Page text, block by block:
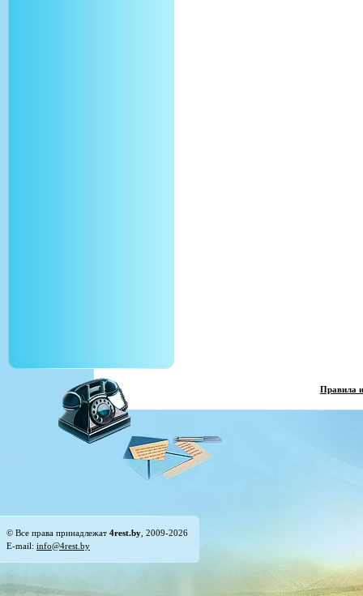
Правила
© Все права принадлежат 4rest.by , 2009-2026
E-mail: info@4rest.by